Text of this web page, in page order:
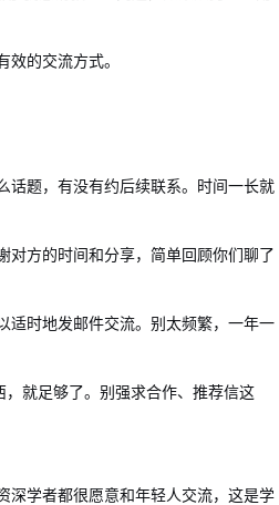
的交流方式。
话题，有没有约后续联系。时间一长就
对方的时间和分享，简单回顾你们聊了
适时地发邮件交流。别太频繁，一年一
就足够了。别强求合作、推荐信这
深学者都很愿意和年轻人交流，这是学